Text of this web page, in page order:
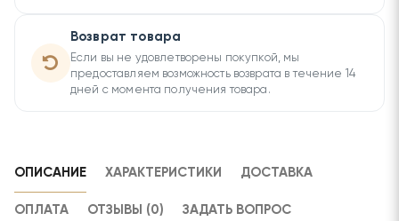
Возврат товара
Если вы не удовлетворены покупкой, мы
предоставляем возможность возврата в течение 14
дней с момента получения товара.
ОПИСАНИЕ ХАРАКТЕРИСТИКИ ДОСТАВКА
ОПЛАТА ОТЗЫВЫ (0) ЗАДАТЬ ВОПРОС